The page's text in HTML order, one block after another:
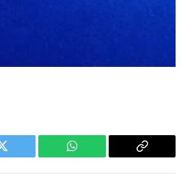
Twitter WhatsApp
Copy